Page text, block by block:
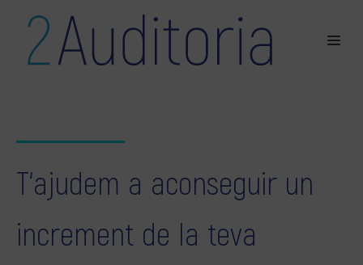
T‘ajudem a aconseguir un
increment de la teva